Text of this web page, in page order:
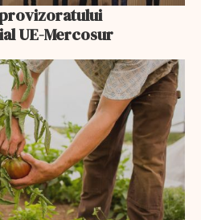
provizoratului
UE-Mercosur